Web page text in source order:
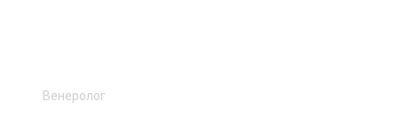
Венеролог